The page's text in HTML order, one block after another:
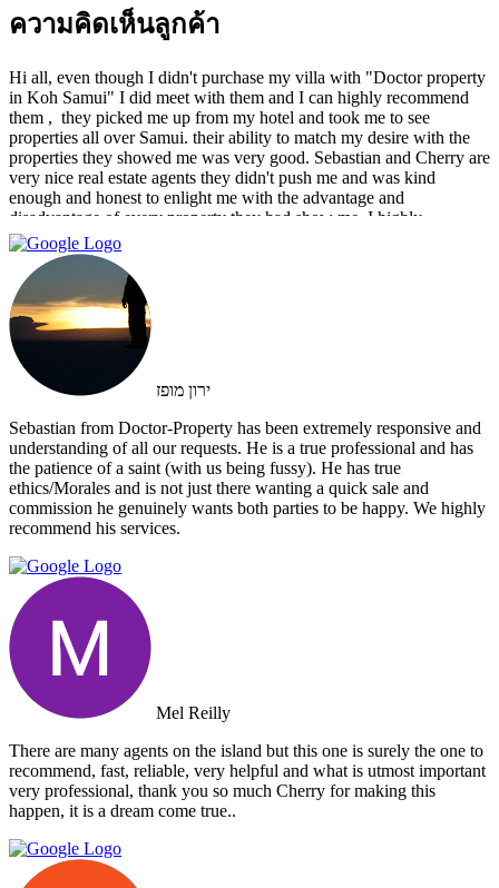
ความคิดเห็นลูกค้า
Hi all, even though I didn't purchase my villa with "Doctor property
in Koh Samui" I did meet with them and I can highly recommend
them , ‏ they picked me up from my hotel and took me to see
properties all over Samui. their ability to match my desire with the
properties they showed me was very good. Sebastian and Cherry are
very nice real estate agents they didn't push me and was kind
enough and honest to enlight me with the advantage and
disadvantage of every property they had show me. I highly
recommend them and I hope that we can do business in the future
ירון מופז
Sebastian from Doctor-Property has been extremely responsive and
understanding of all our requests. He is a true professional and has
the patience of a saint (with us being fussy). He has true
ethics/Morales and is not just there wanting a quick sale and
commission he genuinely wants both parties to be happy. We highly
recommend his services.
Mel Reilly
There are many agents on the island but this one is surely the one to
recommend, fast, reliable, very helpful and what is utmost important
very professional, thank you so much Cherry for making this
happen, it is a dream come true..